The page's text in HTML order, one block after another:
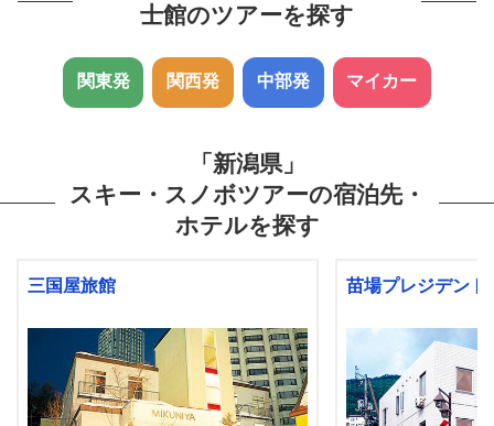
士館のツアーを探す
関東発 関西発 中部発 マイカー
「新潟県」
スキー・スノボツアーの宿泊先・
ホテルを探す
三国屋旅館 苗場プレジデント